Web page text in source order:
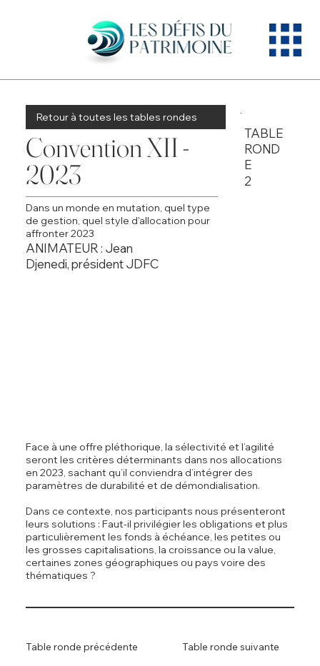
Retour à toutes les tables rondes
Convention XII -
2023
Dans un monde en mutation, quel type
de gestion, quel style d'allocation pour
affronter 2023
ANIMATEUR : Jean
Djenedi, président JDFC
TABLE
ROND
E
2
Face à une offre pléthorique, la sélectivité et l’agilité
seront les critères déterminants dans nos allocations
en 2023, sachant qu’il conviendra d’intégrer des
paramètres de durabilité et de démondialisation.
Dans ce contexte, nos participants nous présenteront
leurs solutions : Faut-il privilégier les obligations et plus
particulièrement les fonds à échéance, les petites ou
les grosses capitalisations, la croissance ou la value,
certaines zones géographiques ou pays voire des
thématiques ?
Table ronde suivante
Table ronde précédente